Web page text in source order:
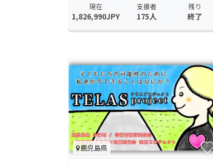
現在
1,826,990JPY
支援者
175人
残り
終了
鹿児島県